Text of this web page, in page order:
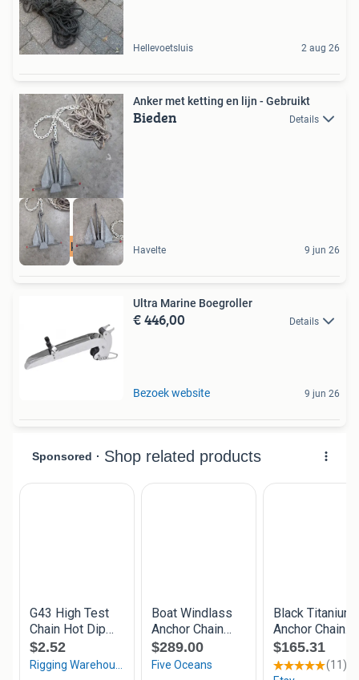
Hellevoetsluis 2 aug 26
Anker
Anker met ketting en lijn - Gebruikt
Bieden Details
Havelte 9 jun 26
Ultra Marine Boegroller
€ 446,00 Details
Bezoek website 9 jun 26